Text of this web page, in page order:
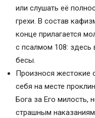
или слушать её
грехи. В состав
конце прилагается
с псалмом 108: здесь
бесы.
Произнося жестокие
себя на месте
Бога за Его
страшным